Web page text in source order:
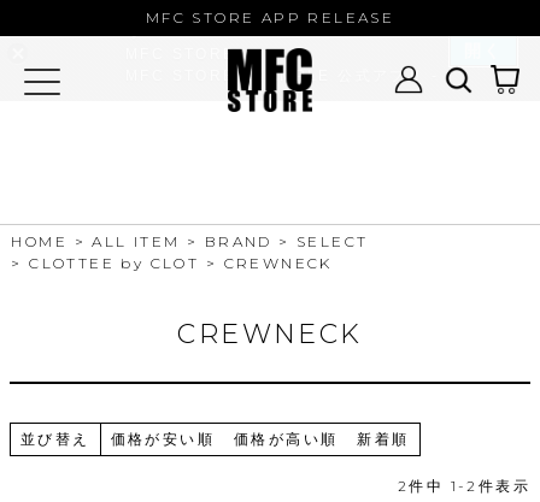
MFC STORE APP RELEASE
HOME ALL ITEM BRAND
SELECT
CLOTTEE by CLOT
CREWNECK
CREWNECK
並び替え 価格が安い順 価格が高い順 新着順
2件中 1 -2 件表示
MFC STORE
MFC STORE/EXAMPLE 公式アプリ -
Google Play